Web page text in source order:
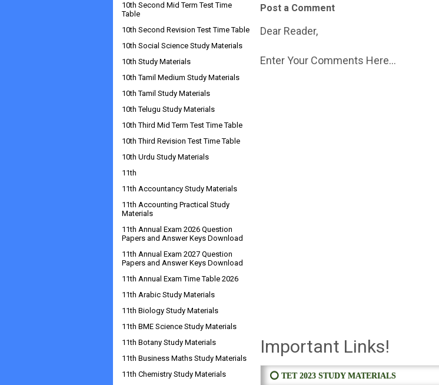
Post a Comment
Dear Reader,
Enter Your Comments Here...
Important Links!
⭕ TET 2023 STUDY MATERIALS
10th Second Mid Term Test Time
Table
10th Second Revision Test Time Table
10th Social Science Study Materials
10th Study Materials
10th Tamil Medium Study Materials
10th Tamil Study Materials
10th Telugu Study Materials
10th Third Mid Term Test Time Table
10th Third Revision Test Time Table
10th Urdu Study Materials
11th
11th Accountancy Study Materials
11th Accounting Practical Study
Materials
11th Annual Exam 2026 Question
Papers and Answer Keys Download
11th Annual Exam 2027 Question
Papers and Answer Keys Download
11th Annual Exam Time Table 2026
11th Arabic Study Materials
11th Biology Study Materials
11th BME Science Study Materials
11th Botany Study Materials
11th Business Maths Study Materials
11th Chemistry Study Materials